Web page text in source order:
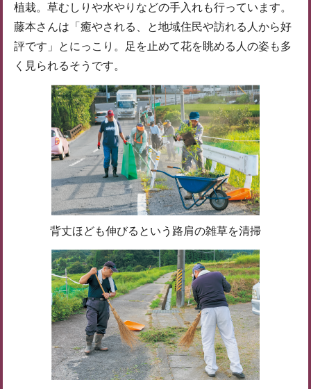
植栽。草むしりや水やりなどの手入れも行っています。
藤本さんは「癒やされる、と地域住民や訪れる人から好
評です」とにっこり。足を止めて花を眺める人の姿も多
く見られるそうです。
背丈ほども伸びるという路肩の雑草を清掃